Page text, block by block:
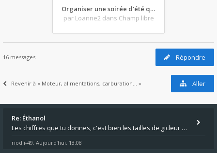
Organiser une soirée d'été qui claque : vos bons plans matos ?
par Loanne2 dans Champ libre
16 messages Répondre
Revenir à « Moteur, alimentations, carburation... » Aller
Re: Éthanol
Les chiffres que tu donnes, c'est bien les tailles de gicleur ? Par contre tes "-2 tours" à quoi correspondent t'ils ?
riodji-49, Aujourd’hui, 13:08